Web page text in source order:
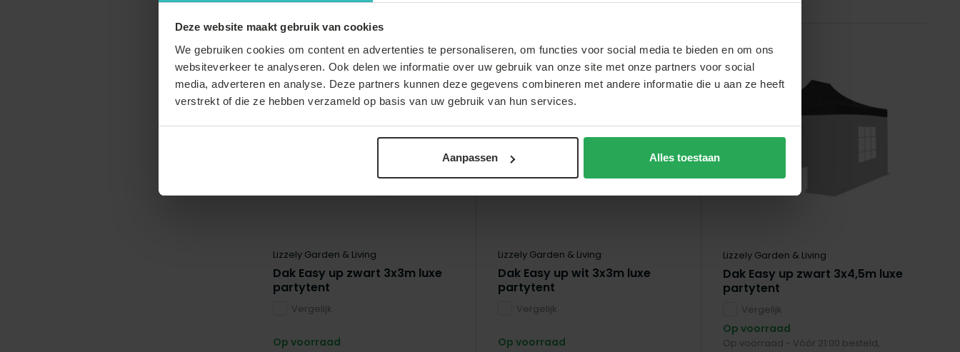
Deze website maakt gebruik van cookies
We gebruiken cookies om content en advertenties te personaliseren, om functies voor social media te bieden en om ons
websiteverkeer te analyseren. Ook delen we informatie over uw gebruik van onze site met onze partners voor social
media, adverteren en analyse. Deze partners kunnen deze gegevens combineren met andere informatie die u aan ze heeft
verstrekt of die ze hebben verzameld op basis van uw gebruik van hun services.
Aanpassen Alles toestaan
Lizzely Garden & Living
Dak Easy up zwart 3x3m luxe
partytent
Vergelijk
Op voorraad
Lizzely Garden & Living
Dak Easy up wit 3x3m luxe
partytent
Vergelijk
Op voorraad
Lizzely Garden & Living
Dak Easy up zwart 3x4,5m luxe
partytent
Vergelijk
Op voorraad
Op voorraad - Vóór 21:00 besteld,